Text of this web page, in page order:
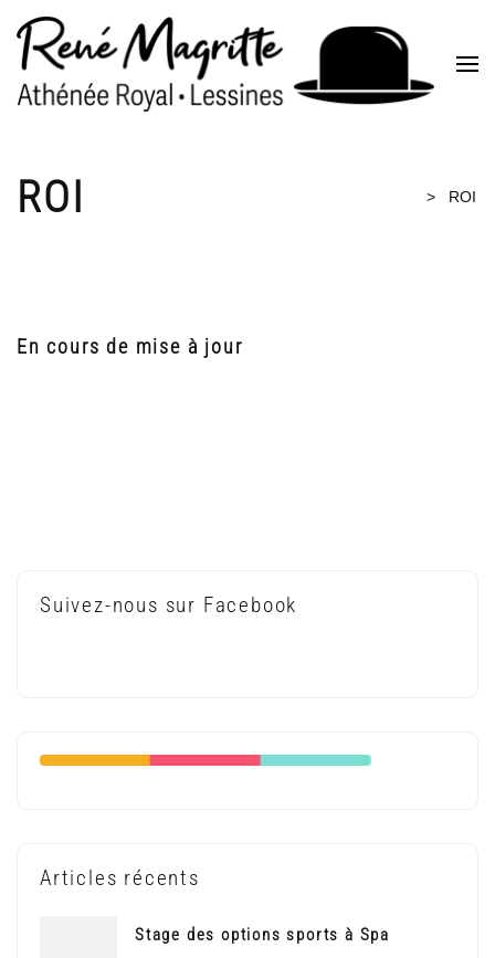
Aller
contenu
(Pressez
ROI > ROI
En cours de mise à jour
Suivez-nous sur Facebook
Articles récents
Stage des options sports à Spa